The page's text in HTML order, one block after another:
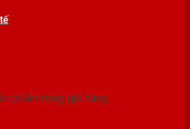
phẩm trong giỏ hàng.